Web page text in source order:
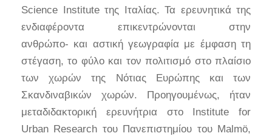
Science Institute της Ιταλίας. Τα ερευνητικά της
ενδιαφέροντα επικεντρώνονται στην
ανθρώπο- και αστική γεωγραφία με έμφαση τη
στέγαση, το φύλο και τον πολιτισμό στο πλαίσιο
των χωρών της Νότιας Ευρώπης και των
Σκανδιναβικών χωρών. Προηγουμένως, ήταν
μεταδιδακτορική ερευνήτρια στο Institute for
Urban Research του Πανεπιστημίου του Malmö,